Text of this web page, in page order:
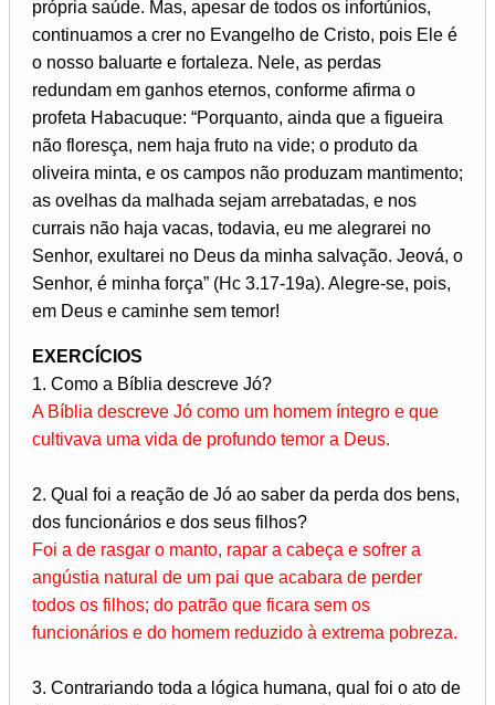
própria saúde. Mas, apesar de todos os infortúnios,
continuamos a crer no Evangelho de Cristo, pois Ele é
o nosso baluarte e fortaleza. Nele, as perdas
redundam em ganhos eternos, conforme afirma o
profeta Habacuque: “Porquanto, ainda que a figueira
não floresça, nem haja fruto na vide; o produto da
oliveira minta, e os campos não produzam mantimento;
as ovelhas da malhada sejam arrebatadas, e nos
currais não haja vacas, todavia, eu me alegrarei no
Senhor, exultarei no Deus da minha salvação. Jeová, o
Senhor, é minha força” (Hc 3.17-19a). Alegre-se, pois,
em Deus e caminhe sem temor!
EXERCÍCIOS
1. Como a Bíblia descreve Jó?
A Bíblia descreve Jó como um homem íntegro e que
cultivava uma vida de profundo temor a Deus.
2. Qual foi a reação de Jó ao saber da perda dos bens,
dos funcionários e dos seus filhos?
Foi a de rasgar o manto, rapar a cabeça e sofrer a
angústia natural de um pai que acabara de perder
todos os filhos; do patrão que ficara sem os
funcionários e do homem reduzido à extrema pobreza.
3. Contrariando toda a lógica humana, qual foi o ato de